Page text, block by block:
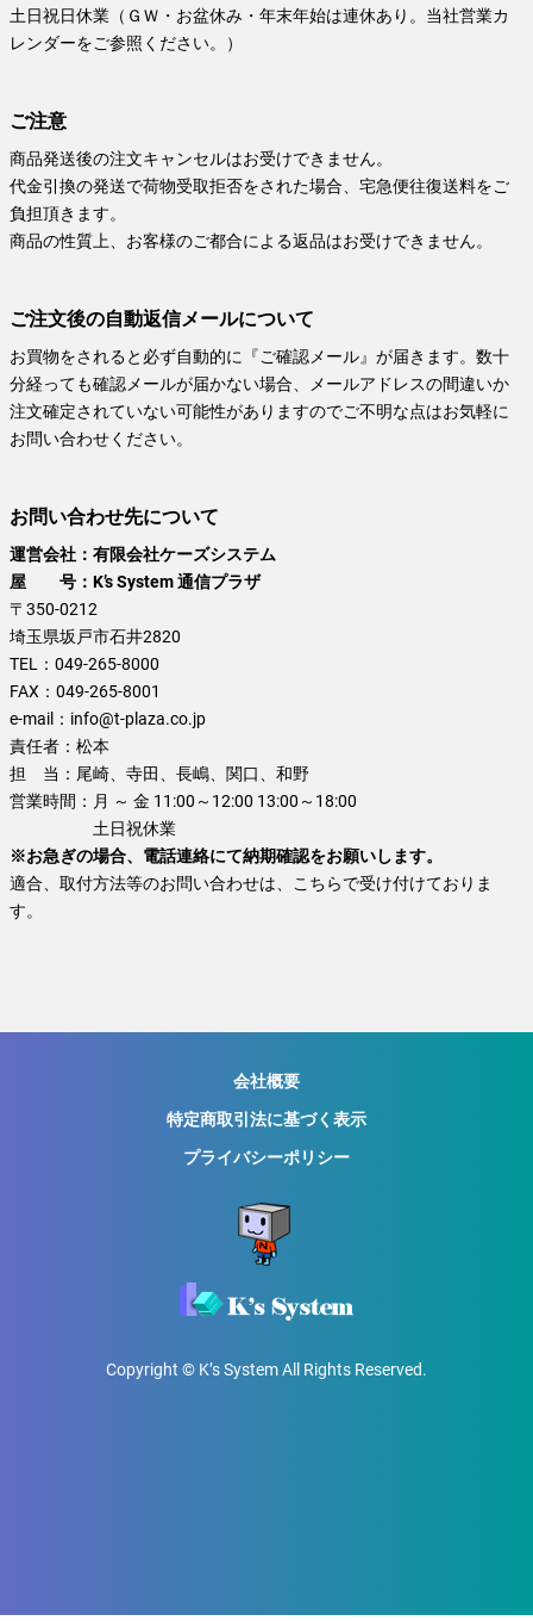
土日祝日休業（ＧＷ・お盆休み・年末年始は連休あり。当社営業カ
レンダーをご参照ください。）
ご注意
商品発送後の注文キャンセルはお受けできません。
代金引換の発送で荷物受取拒否をされた場合、宅急便往復送料をご
負担頂きます。
商品の性質上、お客様のご都合による返品はお受けできません。
ご注文後の自動返信メールについて
お買物をされると必ず自動的に『ご確認メール』が届きます。数十
分経っても確認メールが届かない場合、メールアドレスの間違いか
注文確定されていない可能性がありますのでご不明な点はお気軽に
お問い合わせください。
お問い合わせ先について
運営会社：有限会社ケーズシステム
屋 号：K’s System 通信プラザ
〒350-0212
埼玉県坂戸市石井2820
TEL： 049-265-8000
FAX： 049-265-8001
e-mail： info@t-plaza.co.jp
責任者： 松本
担 当： 尾崎、寺田、長嶋、関口、和野
営業時間： 月 ～ 金 11:00～12:00 13:00～18:00
土日祝休業
※お急ぎの場合、電話連絡にて納期確認をお願いします。
適合、取付方法等のお問い合わせは、こちらで受け付けておりま
す。
会社概要
特定商取引法に基づく表示
プライバシーポリシー
Copyright © K’s System All Rights Reserved.